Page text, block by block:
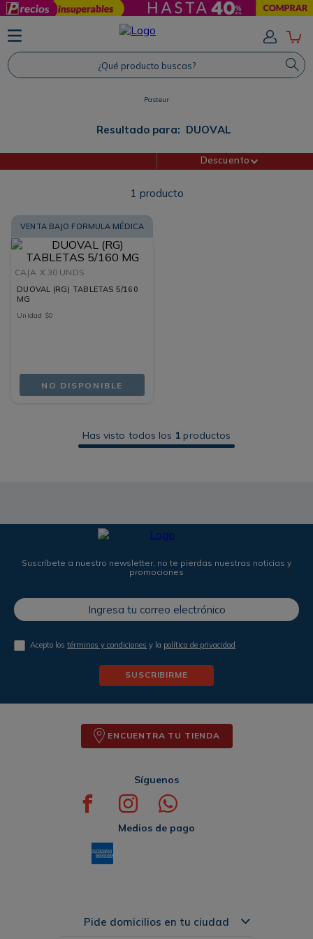
¿Qué producto buscas?
Pasteur
Resultado para: DUOVAL
Descuento
1 producto
VENTA BAJO FORMULA MÉDICA
CAJA X 30 UNDS
DUOVAL (RG) TABLETAS 5/160
MG
Unidad $0
NO DISPONIBLE
Has visto todos los 1 productos
Suscríbete a nuestro newsletter, no te pierdas nuestras noticias y
promociones
Acepto lostérminos y condiciones y la política de privacidad
SUSCRIBIRME
ENCUENTRA TU TIENDA
Síguenos
Medios de pago
Pide domicilios en tu ciudad
TÉRMINOS MÁS BUSCADOS
1. Protector Solar
2. Proteina